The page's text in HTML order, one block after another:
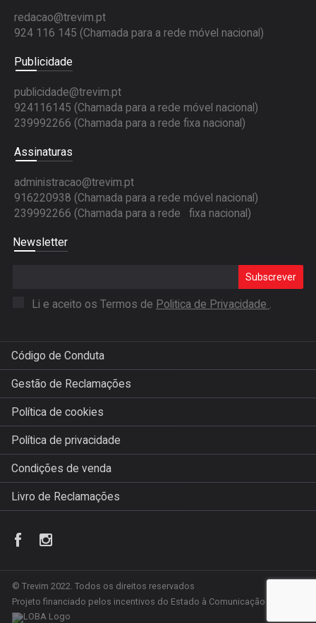
redacao@trevim.pt
924 116 145 (Chamada para a rede móvel nacional)
Publicidade
publicidade@trevim.pt
924116145 (Chamada para a rede móvel nacional)
239992266 (Chamada para a rede fixa nacional)
Assinaturas
administracao@trevim.pt
916220938 (Chamada para a rede móvel nacional)
239992266 (Chamada para a rede fixa nacional)
Newsletter
Subscrever
Li e aceito os Termos de Politica de Privacidade .
Código de Conduta
Gestão de Reclamações
Política de cookies
Política de privacidade
Condições de venda
Livro de Reclamações
© Trevim 2022. Todos os direitos reservados
Projeto financiado pelos incentivos do Estado à Comunicação Social